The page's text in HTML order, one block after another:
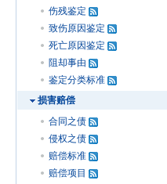
伤残鉴定
致伤原因鉴定
死亡原因鉴定
阻却事由
鉴定分类标准
损害赔偿
合同之债
侵权之债
赔偿标准
赔偿项目